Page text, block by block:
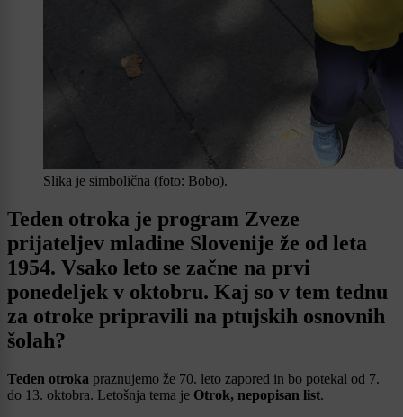
Slika je simbolična (foto: Bobo).
Teden otroka je program Zveze
prijateljev mladine Slovenije že od leta
1954. Vsako leto se začne na prvi
ponedeljek v oktobru. Kaj so v tem tednu
za otroke pripravili na ptujskih osnovnih
šolah?
Teden otroka praznujemo že 70. leto zapored in bo potekal od 7.
do 13. oktobra. Letošnja tema je Otrok, nepopisan list.